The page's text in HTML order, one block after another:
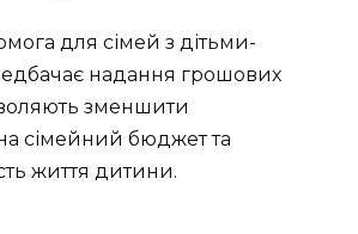
для сімей з дітьми-
надання грошових
зменшити
сімейний бюджет та
життя дитини.